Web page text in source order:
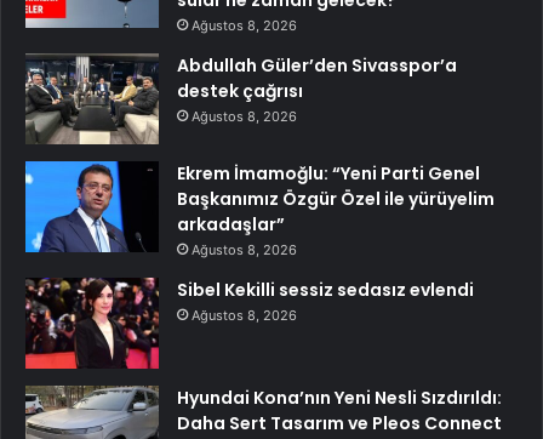
Ağustos 8, 2026
Abdullah Güler’den Sivasspor’a
destek çağrısı
Ağustos 8, 2026
Ekrem İmamoğlu: “Yeni Parti Genel
Başkanımız Özgür Özel ile yürüyelim
arkadaşlar”
Ağustos 8, 2026
Sibel Kekilli sessiz sedasız evlendi
Ağustos 8, 2026
Hyundai Kona’nın Yeni Nesli Sızdırıldı:
Daha Sert Tasarım ve Pleos Connect